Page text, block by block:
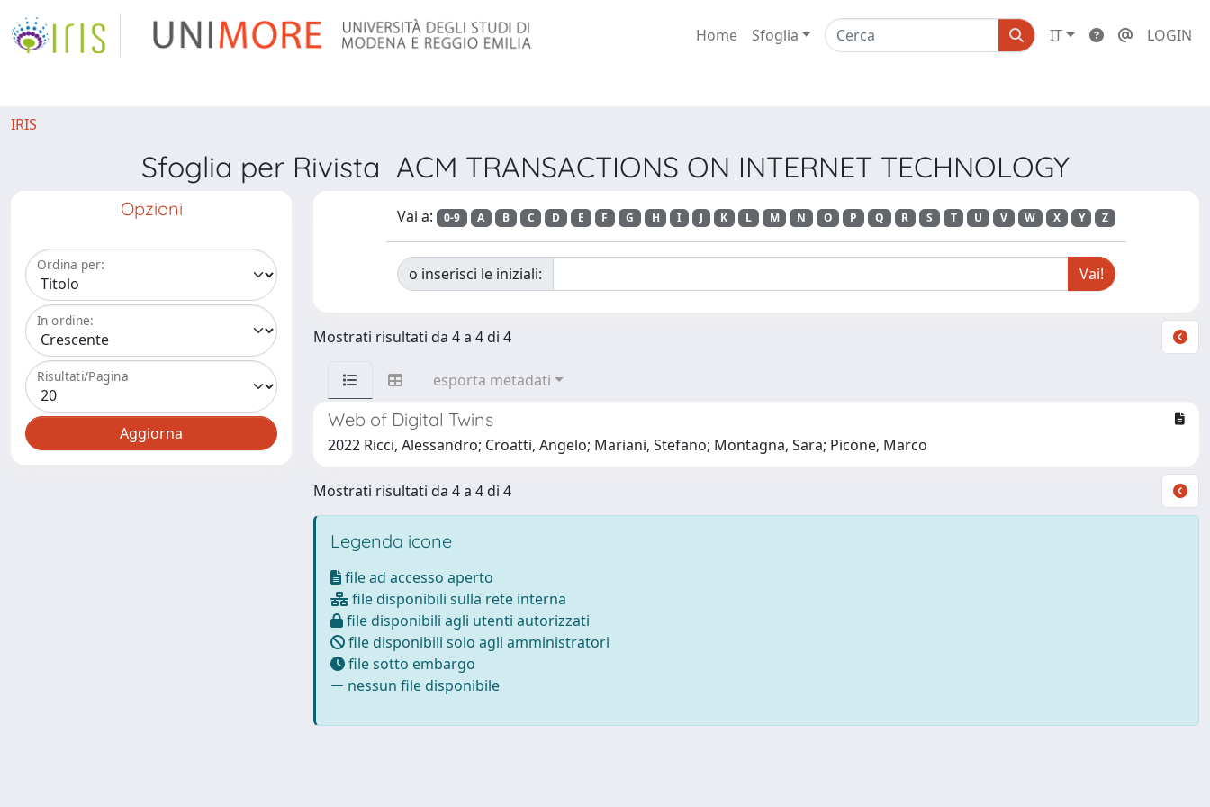
Home Sfoglia IT LOGIN
IRIS
Sfoglia per Rivista ACM TRANSACTIONS ON INTERNET TECHNOLOGY
Opzioni
Ordina per:
In ordine:
Risultati/Pagina
Vai a: 0-9 A B C D E F G H I J K L M N O P Q R S T U V W X Y Z
o inserisci le iniziali:
Mostrati risultati da 4 a 4 di 4
esporta metadati
Web of Digital Twins
2022 Ricci, Alessandro; Croatti, Angelo; Mariani, Stefano; Montagna, Sara; Picone, Marco
Mostrati risultati da 4 a 4 di 4
Legenda icone
file ad accesso aperto
file disponibili sulla rete interna
file disponibili agli utenti autorizzati
file disponibili solo agli amministratori
file sotto embargo
nessun file disponibile